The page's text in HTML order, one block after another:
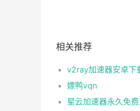
相关推荐
v2ray加速器安卓下
嫖鸭vqn
星云加速器永久免